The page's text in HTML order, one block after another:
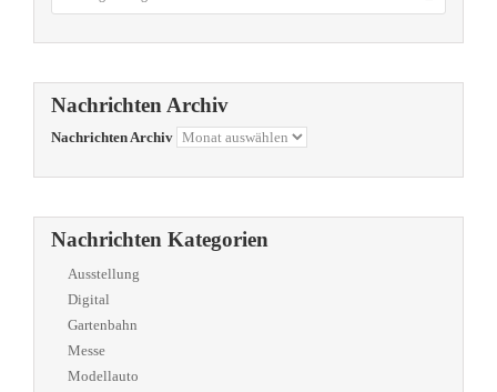
Nachrichten Archiv
Nachrichten Archiv
Nachrichten Kategorien
Ausstellung
Digital
Gartenbahn
Messe
Modellauto